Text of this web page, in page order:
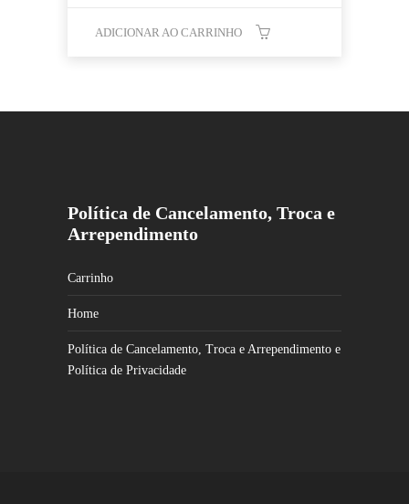
ADICIONAR AO CARRINHO
Política de Cancelamento, Troca e
Arrependimento
Carrinho
Home
Política de Cancelamento, Troca e Arrependimento e
Política de Privacidade